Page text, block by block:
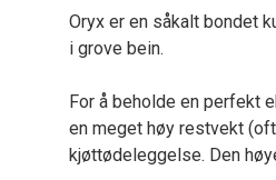
Oryx er en såkalt bondet
i grove bein.
For å beholde en perfekt
en meget høy restvekt
kjøttødeleggelse. Den